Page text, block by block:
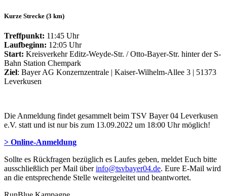
Kurze Strecke (3 km)
Treffpunkt: 11:45 Uhr
Laufbeginn: 12:05 Uhr
Start: Kreisverkehr Editz-Weyde-Str. / Otto-Bayer-Str. hinter der S-
Bahn Station Chempark
Ziel: Bayer AG Konzernzentrale | Kaiser-Wilhelm-Allee 3 | 51373
Leverkusen
Die Anmeldung findet gesammelt beim TSV Bayer 04 Leverkusen
e.V. statt und ist nur bis zum 13.09.2022 um 18:00 Uhr möglich!
> Online-Anmeldung
Sollte es Rückfragen bezüglich es Laufes geben, meldet Euch bitte
ausschließlich per Mail überinfo@tsvbayer04.de. Eure E-Mail wird
an die entsprechende Stelle weitergeleitet und beantwortet.